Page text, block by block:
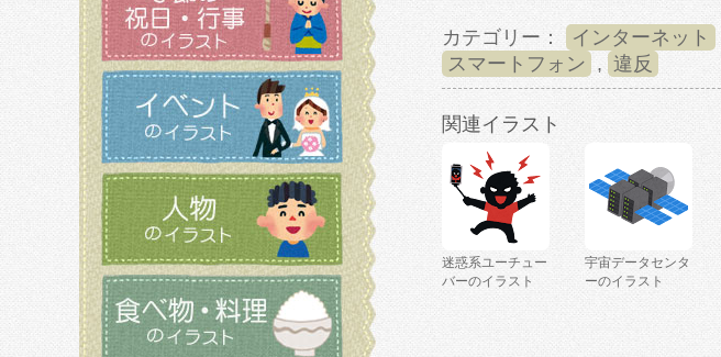
カテゴリー： インターネット
スマートフォン , 違反
関連イラスト
迷惑系ユーチュー
バーのイラスト
宇宙データセンタ
ーのイラスト